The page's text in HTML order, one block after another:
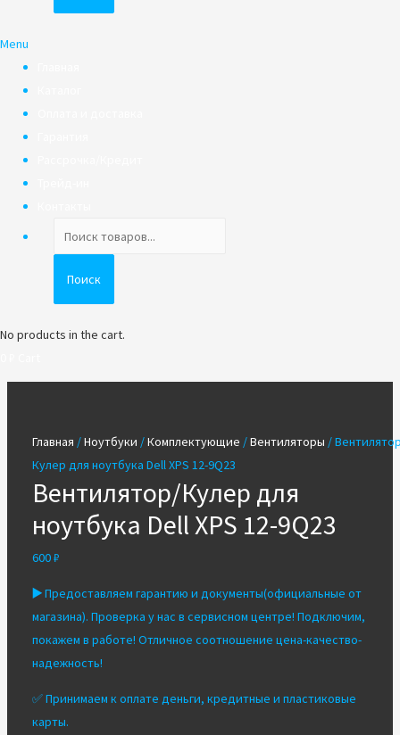
Menu
товаров
Поиск
No products in the cart.
Главная /Ноутбуки /Комплектующие /Вентиляторы /
Кулер для ноутбука Dell XPS 12-9Q23
Вентилятор/Кулер для
ноутбука Dell XPS 12-9Q23
600₽
▶️Предоставляем гарантию и документы(официальные от
магазина). Проверка у нас в сервисном центре! Подключим,
покажем в работе! Отличное соотношение цена-качество-
надежность!
✅ Принимаем к оплате деньги, кредитные и пластиковые
карты.